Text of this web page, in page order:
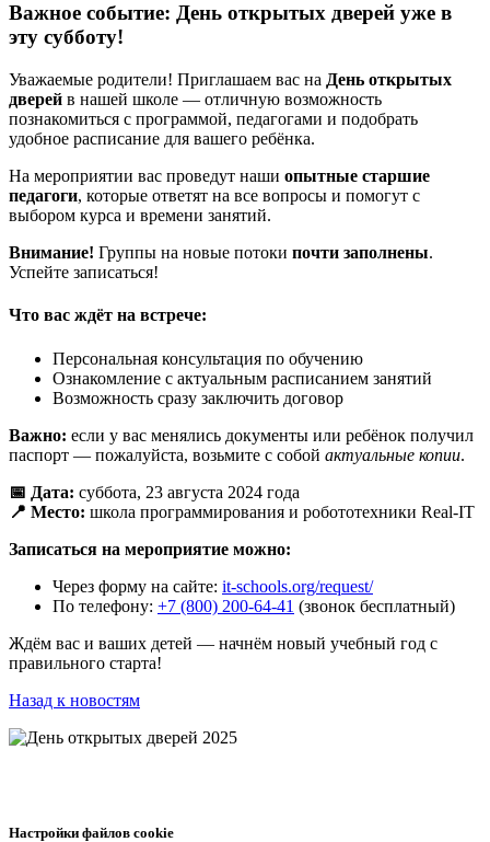
Важное событие: День открытых дверей уже в
эту субботу!
Уважаемые родители! Приглашаем вас на День открытых
дверей в нашей школе — отличную возможность
познакомиться с программой, педагогами и подобрать
удобное расписание для вашего ребёнка.
На мероприятии вас проведут наши опытные старшие
педагоги, которые ответят на все вопросы и помогут с
выбором курса и времени занятий.
Внимание! Группы на новые потоки почти заполнены.
Успейте записаться!
Что вас ждёт на встрече:
Персональная консультация по обучению
Ознакомление с актуальным расписанием занятий
Возможность сразу заключить договор
Важно: если у вас менялись документы или ребёнок получил
паспорт — пожалуйста, возьмите с собой актуальные копии.
📅 Дата: суббота, 23 августа 2024 года
📍 Место: школа программирования и робототехники Real-IT
Записаться на мероприятие можно:
Через форму на сайте: it-schools.org/request/
По телефону: +7 (800) 200-64-41 (звонок бесплатный)
Ждём вас и ваших детей — начнём новый учебный год с
правильного старта!
Назад к новостям
Настройки файлов cookie